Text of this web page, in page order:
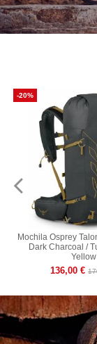
-20%
Mochila Osprey
Dark Charcoal /
Yellow
136,00 €